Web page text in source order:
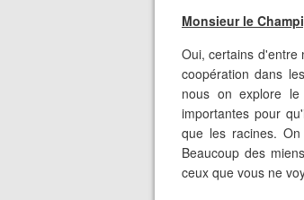
Monsieur le
Oui, certains d'entre
coopération dans
nous on explore
importantes pour
que les racines.
Beaucoup des
ceux que vous ne